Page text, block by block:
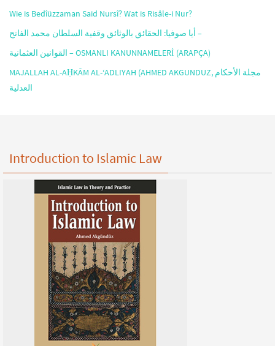
Wie is Bedîüzzaman Said Nursî? Wat is Risâle-i Nur?
أيا صوفيا: الحقائق بالوثائق وقفية السلطان محمد الفاتح –
القوانين العثمانية – OSMANLI KANUNNAMELERİ (ARAPÇA)
MAJALLAH AL-AḤKĀM AL-‘ADLIYAH (AHMED AKGUNDUZ, مجلة الأحكام
Introduction to Islamic Law